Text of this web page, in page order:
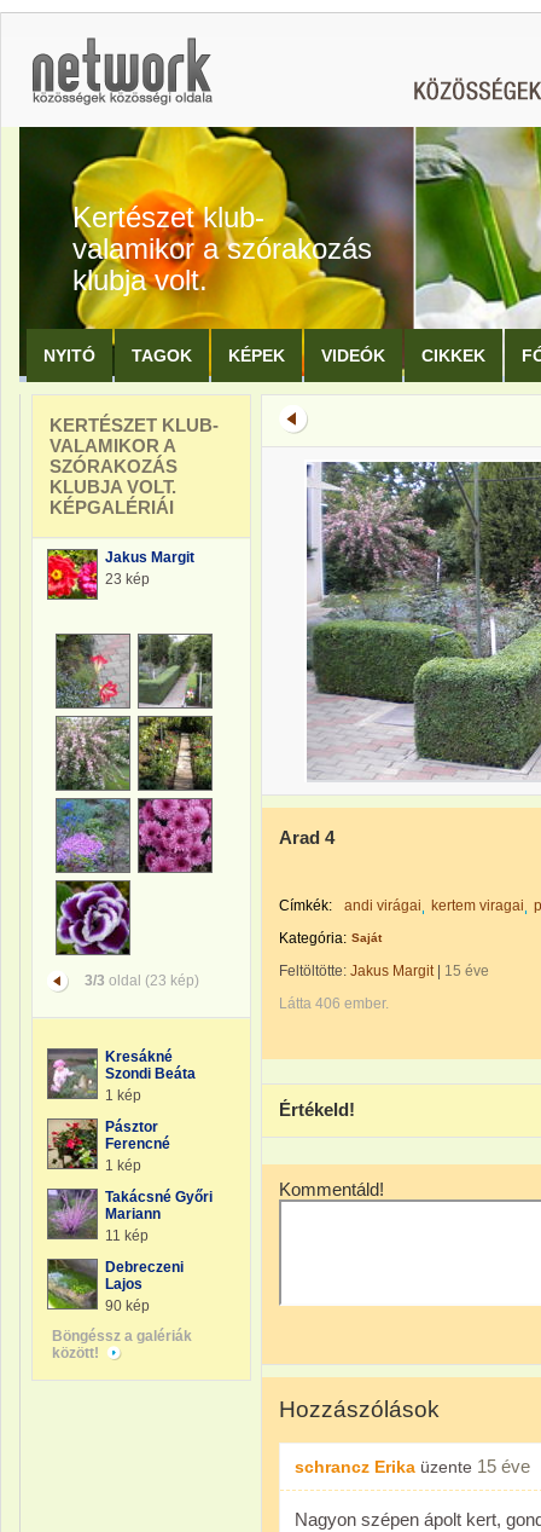
Kertészet klub-
valamikor a szórakozás
klubja volt.
NYITÓ TAGOK KÉPEK VIDEÓK CIKKEK
KERTÉSZET KLUB-
VALAMIKOR A
SZÓRAKOZÁS
KLUBJA VOLT.
KÉPGALÉRIÁI
Jakus Margit
23 kép
3/3 oldal (23 kép)
Kresákné
Szondi Beáta
1 kép
Pásztor
Ferencné
1 kép
Takácsné Győri
Mariann
11 kép
Debreczeni
Lajos
90 kép
Böngéssz a galériák
között!
Arad 4
Címkék: andi virágai kertem viragai
Kategória: Saját
Feltöltötte: Jakus Margit| 15 éve
Látta 406 ember.
Értékeld!
Kommentáld!
Hozzászólások
schrancz Erika üzente 15 éve
Nagyon szépen ápolt kert,